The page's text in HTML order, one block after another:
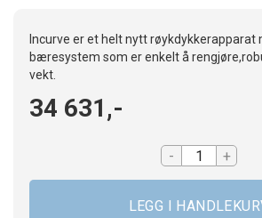
Incurve er et helt nytt røykdykkerapparat
bæresystem som er enkelt å
vekt.
34 631,-
- +